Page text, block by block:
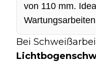
von 110 mm.
Bei